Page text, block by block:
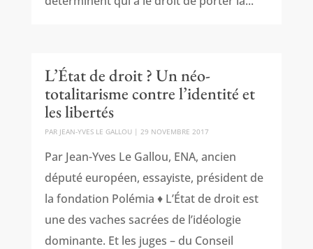
L’État de droit ? Un néo-
totalitarisme contre l’identité et
les libertés
PAR JEAN-YVES LE GALLOU| 29 NOVEMBRE 2017
Par Jean-Yves Le Gallou, ENA, ancien
député européen, essayiste, président de
la fondation Polémia ♦ L’État de droit est
une des vaches sacrées de l’idéologie
dominante. Et les juges – du Conseil